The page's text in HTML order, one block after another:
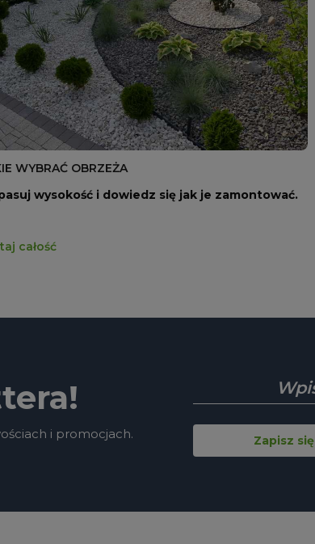
WYBRAĆ OBRZEŻA
wysokość i dowiedz się jak je zamontować.
całość
i promocjach. Zapisz się